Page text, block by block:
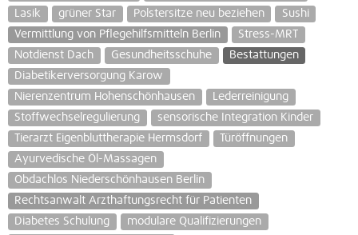
Lasik
grüner Star Polstersitze neu beziehen
Sushi
Vermittlung von Pflegehilfsmitteln Berlin
Stress-MRT
Notdienst Dach
Gesundheitsschuhe
Bestattungen
Diabetikerversorgung Karow
Nierenzentrum Hohenschönhausen
Lederreinigung
Stoffwechselregulierung
sensorische Integration Kinder
Tierarzt Eigenbluttherapie Hermsdorf
Türöffnungen
Ayurvedische Öl-Massagen
Obdachlos Niederschönhausen Berlin
Rechtsanwalt Arzthaftungsrecht für Patienten
Diabetes Schulung
modulare Qualifizierungen